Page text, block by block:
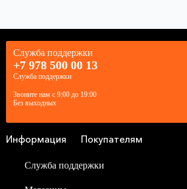
Служба поддержки
+7 978 500 00 13
Служба поддержки
Звоните нам с 9:00 до 19:00
Без выходных
Информация Покупателям
Служба поддержки